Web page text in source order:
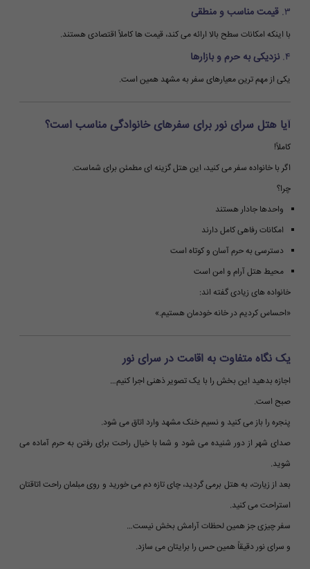
۳. قیمت مناسب و منطقی
با اینکه امکانات سطح بالا ارائه می کند، قیمت ها کاملاً اقتصادی هستند.
۴. نزدیکی به حرم و بازارها
یکی از مهم ترین معیارهای سفر به مشهد همین است.
آیا هتل سرای نور برای سفرهای خانوادگی مناسب است؟
کاملاً!
اگر با خانواده سفر می کنید، این هتل گزینه ای مطمئن برای شماست.
چرا؟
واحدها جادار هستند
امکانات رفاهی کامل دارند
دسترسی به حرم آسان و کوتاه است
محیط هتل آرام و امن است
خانواده های زیادی گفته اند:
«احساس کردیم در خانه خودمان هستیم.»
یک نگاه متفاوت به اقامت در سرای نور
اجازه بدهید این بخش را با یک تصویر ذهنی اجرا کنیم…
صبح است.
پنجره را باز می کنید و نسیم خنک مشهد وارد اتاق می شود.
صدای شهر از دور شنیده می شود و شما با خیال راحت برای رفتن به حرم آماده می
شوید.
بعد از زیارت، به هتل برمی گردید، چای تازه دم می خورید و روی مبلمان راحت اتاقتان
استراحت می کنید.
سفر چیزی جز همین لحظات آرامش بخش نیست…
و سرای نور دقیقاً همین حس را برایتان می سازد.